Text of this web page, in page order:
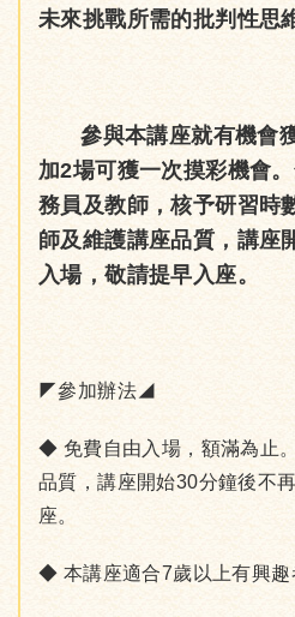
未來挑戰所需的批判性思
參與本講座就有機會
加2場可獲一次摸彩機會
務員及教師，核予研習時
師及維護講座品質，講座
入場，敬請提早入座。
◤參加辦法◢
◆ 免費自由入場，額滿為止
品質，講座開始30分鐘後不
座。
◆ 本講座適合7歲以上有興趣